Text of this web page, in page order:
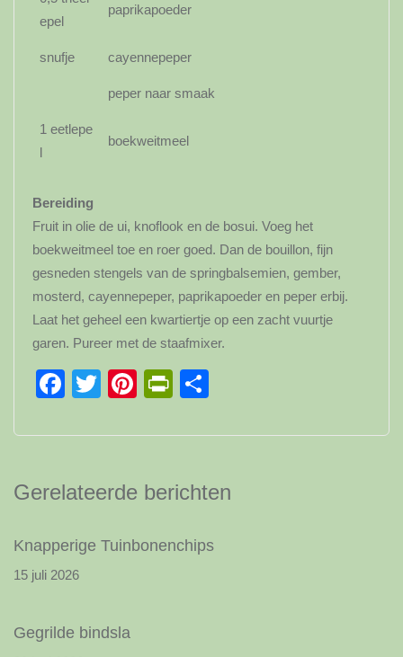
epel
paprikapoeder
snufje cayennepeper
peper naar smaak
1 eetlepe
l
boekweitmeel
Bereiding
Fruit in olie de ui, knoflook en de bosui. Voeg het
boekweitmeel toe en roer goed. Dan de bouillon, fijn
gesneden stengels van de springbalsemien, gember,
mosterd, cayennepeper, paprikapoeder en peper erbij.
Laat het geheel een kwartiertje op een zacht vuurtje
garen. Pureer met de staafmixer.
Facebook
Twitter
Pinterest
PrintFriendly
Gerelateerde berichten
Knapperige Tuinbonenchips
15 juli 2026
Gegrilde bindsla